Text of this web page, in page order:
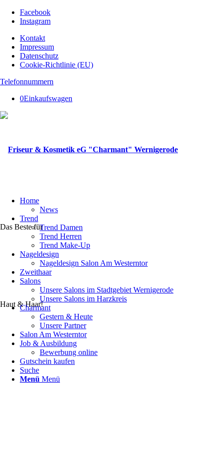
Facebook
Instagram
Kontakt
Impressum
Datenschutz
Cookie-Richtlinie (EU)
Telefonnummern
0Einkaufswagen
Das Beste für
Haut & Haar!
Home
News
Trend
Trend Damen
Trend Herren
Trend Make-Up
Nageldesign
Nageldesign Salon Am Westerntor
Zweithaar
Salons
Unsere Salons im Stadtgebiet Wernigerode
Unsere Salons im Harzkreis
Charmant
Gestern & Heute
Unsere Partner
Salon Am Westerntor
Job & Ausbildung
Bewerbung online
Gutschein kaufen
Suche
Menü Menü